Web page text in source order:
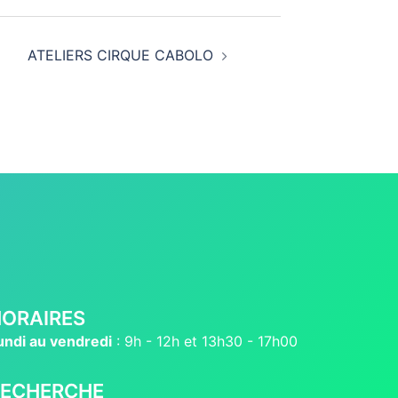
ATELIERS CIRQUE CABOLO
au vendredi : 9h - 12h et 13h30 - 17h00